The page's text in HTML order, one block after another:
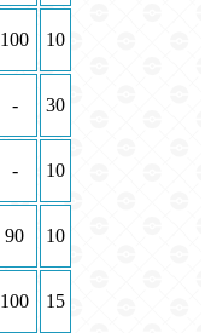
100 10
- 30
- 10
90 10
100 15